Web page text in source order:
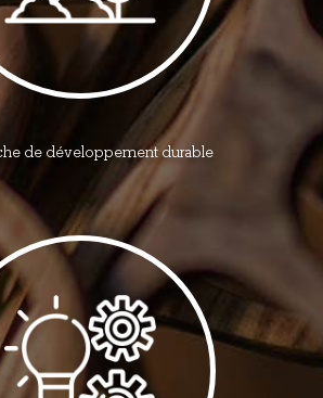
de développement durable